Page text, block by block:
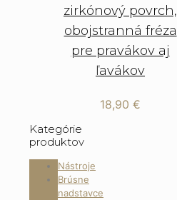
zirkónový povrch,
obojstranná fréza
pre pravákov aj
ľavákov
18,90€
Kategórie
produktov
Nástroje
Brúsne
nadstavce